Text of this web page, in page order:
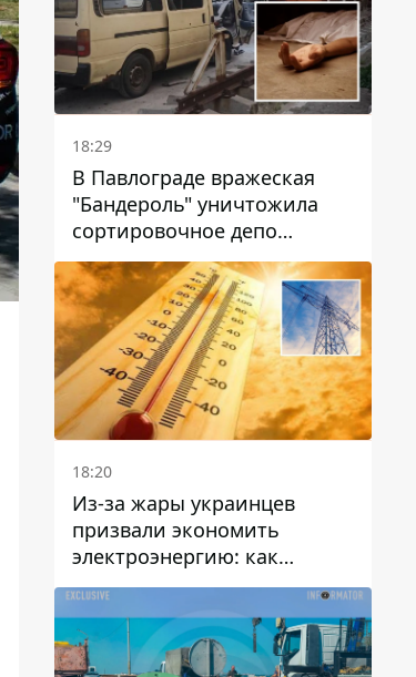
18:29
В Павлограде вражеская
"Бандероль" уничтожила
сортировочное депо
"Укрпошти" и убила двух
работниц
18:20
Из-за жары украинцев
призвали экономить
электроэнергию: как
избежать перегрузки сетей